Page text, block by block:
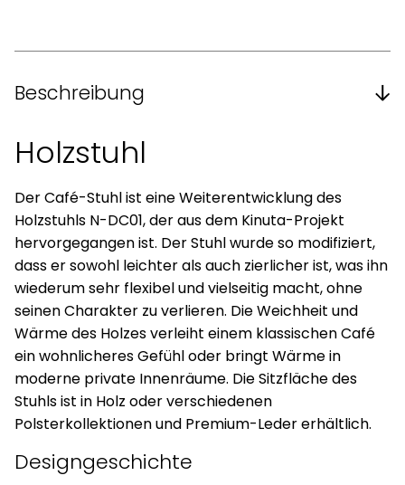
Beschreibung
Holzstuhl
Der Café-Stuhl ist eine Weiterentwicklung des
Holzstuhls N-DC01, der aus dem Kinuta-Projekt
hervorgegangen ist. Der Stuhl wurde so modifiziert,
dass er sowohl leichter als auch zierlicher ist, was ihn
wiederum sehr flexibel und vielseitig macht, ohne
seinen Charakter zu verlieren. Die Weichheit und
Wärme des Holzes verleiht einem klassischen Café
ein wohnlicheres Gefühl oder bringt Wärme in
moderne private Innenräume. Die Sitzfläche des
Stuhls ist in Holz oder verschiedenen
Polsterkollektionen und Premium-Leder erhältlich.
Designgeschichte